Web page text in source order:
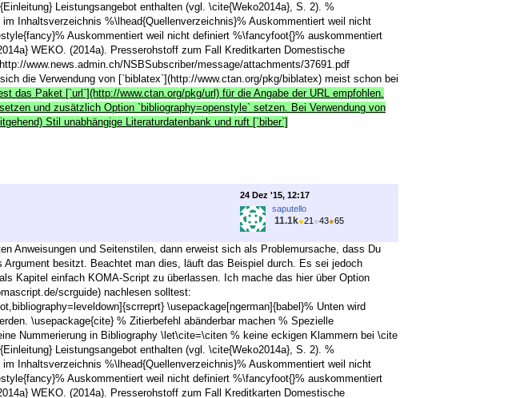
Leistungsangebot enthalten (vgl. \cite{Weko2014a}, S. 2). %
Inhaltsverzeichnis %\lhead{Quellenverzeichnis}% Auskommentiert weil nicht
Auskommentiert weil nicht definiert %\fancyfoot{}% auskommentiert
WEKO. (2014a). Presserohstoff zum Fall Kreditkarten Domestische
www.news.admin.ch/NSBSubscriber/message/attachments/37691.pdf
die Verwendung von [`biblatex`](http://www.ctan.org/pkg/biblatex) meist schon bei
das Paket [`url`](http://www.ctan.org/pkg/url) für die Angabe der URL empfohlen.
und zusätzlich Option `bibliography=openstyle` setzen. Bei Verwendung von
Stil unabhängige Literaturdatenbank und ruft [`biber`]
24 Dez '15, 12:17
saputello
11.1k●21 ●43●65
Anweisungen und Seitenstilen, dann erweist sich als Problemursache, dass Du
besitzt. Beachtet man dies, läuft das Beispiel durch. Es sei jedoch
Kapitel einfach KOMA-Script zu überlassen. Ich mache das hier über Option
scrguide) nachlesen solltest:
\usepackage[ngerman]{babel}% Unten wird
\usepackage{cite} % Zitierbefehl abänderbar machen % Spezielle
Nummerierung in Bibliography \let\cite=\citen % keine eckigen Klammern bei \cite
Leistungsangebot enthalten (vgl. \cite{Weko2014a}, S. 2). %
Inhaltsverzeichnis %\lhead{Quellenverzeichnis}% Auskommentiert weil nicht
Auskommentiert weil nicht definiert %\fancyfoot{}% auskommentiert
WEKO. (2014a). Presserohstoff zum Fall Kreditkarten Domestische